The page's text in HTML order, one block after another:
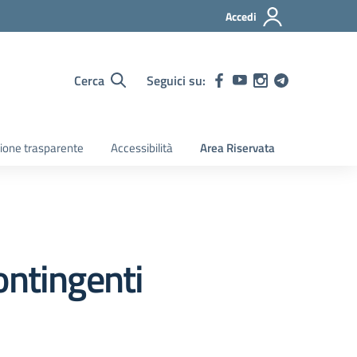
Accedi
Cerca Seguici su:
trasparente Accessibilità Area Riservata